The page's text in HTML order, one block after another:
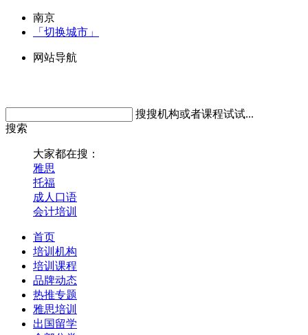
南京
「切换城市」
网站导航
搜搜机构或者课程试试...
搜索
大家都在搜：
雅思
托福
成人口语
会计培训
首页
培训机构
培训课程
品牌动态
热推专题
雅思培训
出国留学